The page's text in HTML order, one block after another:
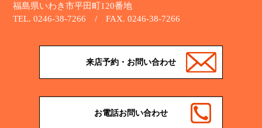
福島県いわき市平田町120番地
TEL. 0246-38-7266 / FAX. 0246-38-7266
来店予約・お問い合わせ
お電話お問い合わせ